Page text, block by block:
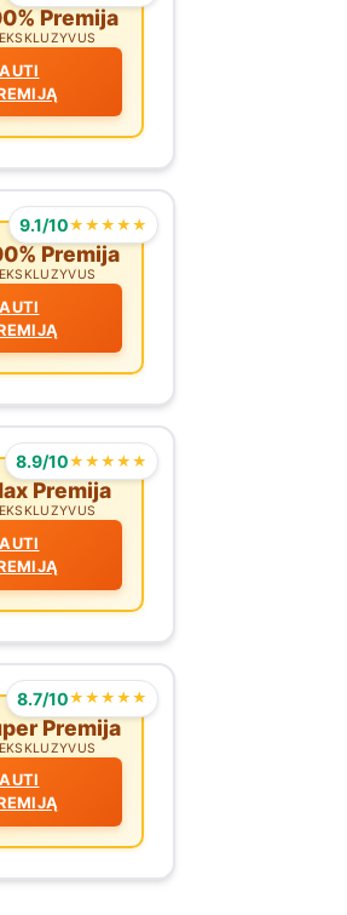
Premija
EKSKLUZYVUS
9.1/10★★★★★
Premija
EKSKLUZYVUS
8.9/10★★★★★
Premija
EKSKLUZYVUS
8.7/10★★★★★
Premija
EKSKLUZYVUS